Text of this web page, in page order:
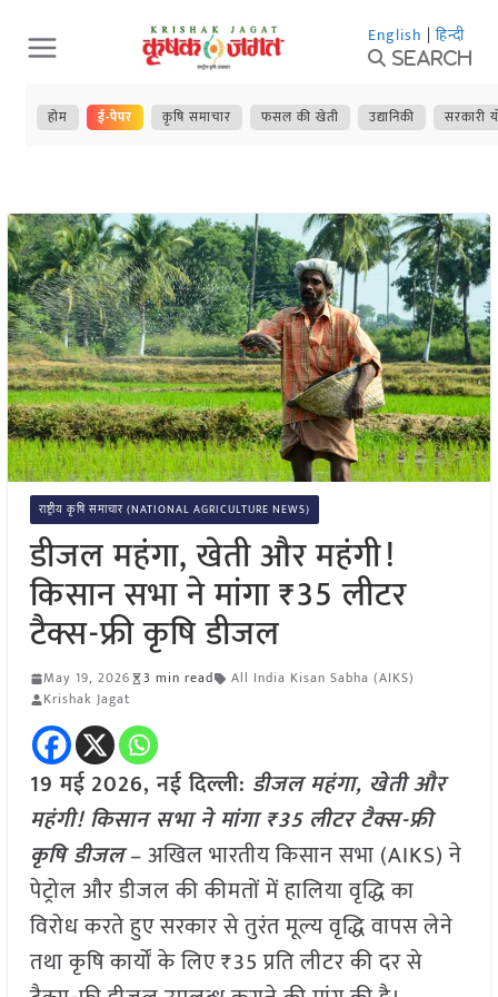
Skip
to
content
English | हिन्दी
Search
होम ई-पेपर कृषि समाचार फसल की खेती उद्यानिकी सरकारी
राष्ट्रीय कृषि समाचार (NATIONAL AGRICULTURE NEWS)
डीजल महंगा, खेती और महंगी!
किसान सभा ने मांगा ₹35 लीटर
टैक्स-फ्री कृषि डीजल
May 19, 2026 3 min read
All India Kisan Sabha (AIKS)
Krishak Jagat
19 मई2026, नई दिल्ली: डीजल महंगा, खेती और
महंगी! किसान सभा ने मांगा ₹35 लीटर टैक्स-फ्री
कृषि डीजल– अखिल भारतीय किसान सभा (AIKS) ने
पेट्रोल और डीजल की कीमतों में हालिया वृद्धि का
विरोध करते हुए सरकार से तुरंत मूल्य वृद्धि वापस लेने
तथा कृषि कार्यों के लिए ₹35 प्रति लीटर की दर से